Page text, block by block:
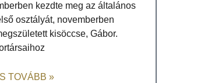
kezdte meg az általános
osztályát, novemberben
kisöccse, Gábor.
TOVÁBB »